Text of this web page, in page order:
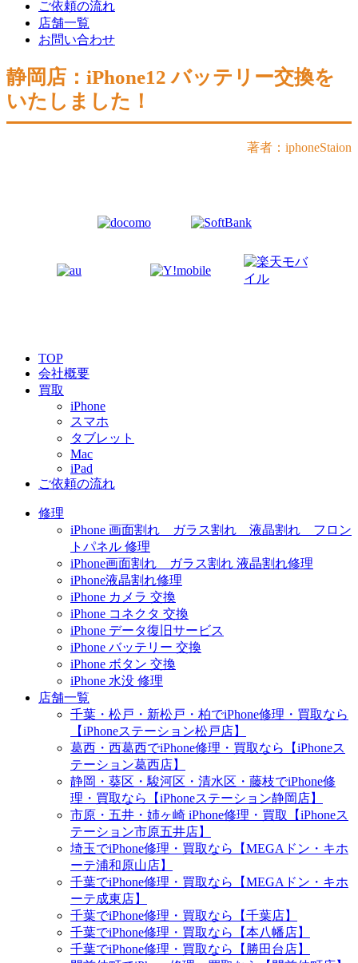
ご依頼の流れ
店舗一覧
お問い合わせ
静岡店：iPhone12 バッテリー交換を
いたしました！
著者：iphoneStaion
TOP
会社概要
買取
iPhone
スマホ
タブレット
Mac
iPad
ご依頼の流れ
修理
iPhone 画面割れ ガラス割れ 液晶割れ フロン
トパネル 修理
iPhone画面割れ ガラス割れ 液晶割れ修理
iPhone液晶割れ修理
iPhone カメラ 交換
iPhone コネクタ 交換
iPhone データ復旧サービス
iPhone バッテリー 交換
iPhone ボタン 交換
iPhone 水没 修理
店舗一覧
千葉・松戸・新松戸・柏でiPhone修理・買取なら
【iPhoneステーション松戸店】
葛西・西葛西でiPhone修理・買取なら【iPhoneス
テーション葛西店】
静岡・葵区・駿河区・清水区・藤枝でiPhone修
理・買取なら【iPhoneステーション静岡店】
市原・五井・姉ヶ崎 iPhone修理・買取【iPhoneス
テーション市原五井店】
埼玉でiPhone修理・買取なら【MEGAドン・キホ
ーテ浦和原山店】
千葉でiPhone修理・買取なら【MEGAドン・キホ
ーテ成東店】
千葉でiPhone修理・買取なら【千葉店】
千葉でiPhone修理・買取なら【本八幡店】
千葉でiPhone修理・買取なら【勝田台店】